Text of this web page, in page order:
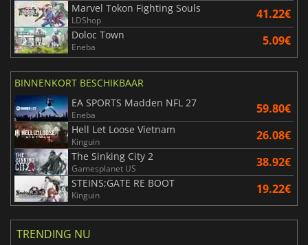
Marvel Tokon Fighting Souls
LDShop 41.22€
Doloc Town
Eneba 5.09€
BINNENKORT BESCHIKBAAR
EA SPORTS Madden NFL 27
Eneba 59.80€
Hell Let Loose Vietnam
Kinguin 26.08€
The Sinking City 2
Gamesplanet US 38.92€
STEINS;GATE RE BOOT
Kinguin 19.22€
TRENDING NU